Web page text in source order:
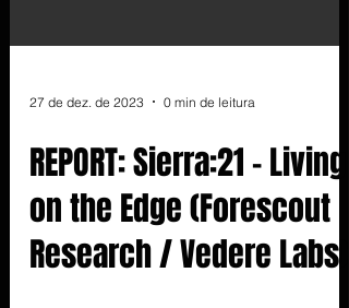
27 de dez. de 2023 0 min de leitura
REPORT: Sierra:21 - Living